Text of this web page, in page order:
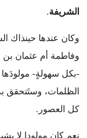
الشريفة.
وكان عندها حينذاك
وفاطمة أم عثمان
-بكل سهولةٍ- مولودَها
الظلمات، وستَتحقق
كل العصور.
نعم كان مولودا لا